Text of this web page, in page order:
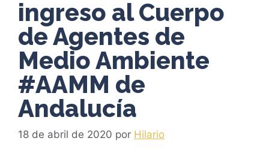
ingreso al Cuerpo
de Agentes de
Medio Ambiente
#AAMM de
Andalucía
18 de abril de 2020 por Hilario